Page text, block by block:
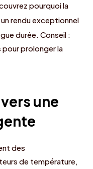
pourquoi la
rendu exceptionnel
durée. Conseil :
prolonger la
une
des
de température,